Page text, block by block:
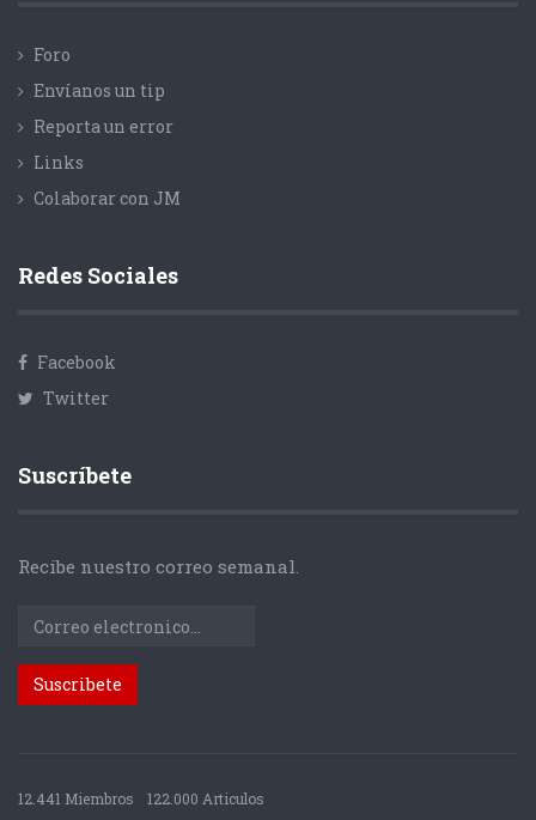
Foro
Envíanos un tip
Reporta un error
Links
Colaborar con JM
Redes Sociales
Facebook
Twitter
Suscríbete
Recibe nuestro correo semanal.
12.441 Miembros 122.000 Articulos